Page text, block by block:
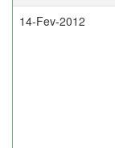
14-Fev-2012